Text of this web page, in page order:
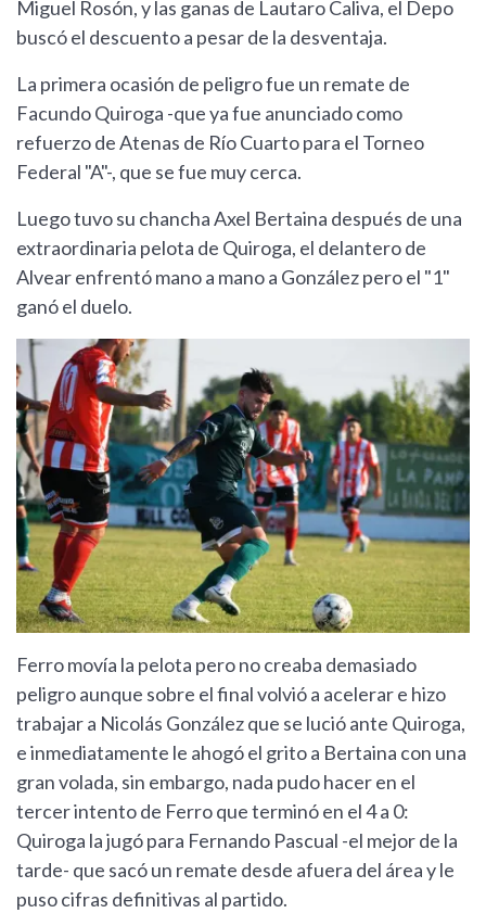
Miguel Rosón, y las ganas de Lautaro Caliva, el Depo
buscó el descuento a pesar de la desventaja.
La primera ocasión de peligro fue un remate de
Facundo Quiroga -que ya fue anunciado como
refuerzo de Atenas de Río Cuarto para el Torneo
Federal "A"-, que se fue muy cerca.
Luego tuvo su chancha Axel Bertaina después de una
extraordinaria pelota de Quiroga, el delantero de
Alvear enfrentó mano a mano a González pero el "1"
ganó el duelo.
Ferro movía la pelota pero no creaba demasiado
peligro aunque sobre el final volvió a acelerar e hizo
trabajar a Nicolás González que se lució ante Quiroga,
e inmediatamente le ahogó el grito a Bertaina con una
gran volada, sin embargo, nada pudo hacer en el
tercer intento de Ferro que terminó en el 4 a 0:
Quiroga la jugó para Fernando Pascual -el mejor de la
tarde- que sacó un remate desde afuera del área y le
puso cifras definitivas al partido.